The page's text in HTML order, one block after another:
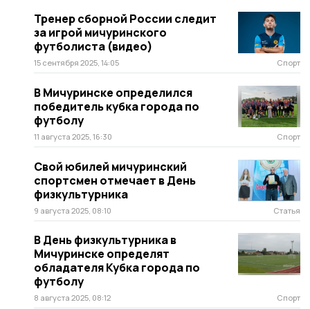
Тренер сборной России следит
за игрой мичуринского
футболиста (видео)
15 сентября 2025, 14:05 Спорт
В Мичуринске определился
победитель кубка города по
футболу
11 августа 2025, 16:30 Спорт
Свой юбилей мичуринский
спортсмен отмечает в День
физкультурника
9 августа 2025, 08:10 Статья
В День физкультурника в
Мичуринске определят
обладателя Кубка города по
футболу
8 августа 2025, 08:12 Спорт